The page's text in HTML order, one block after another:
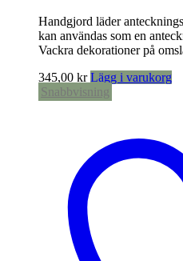
Handgjord läder
kan användas som en
Vackra dekorationer på
345,00 kr Lägg i varukorg
Snabbvisning